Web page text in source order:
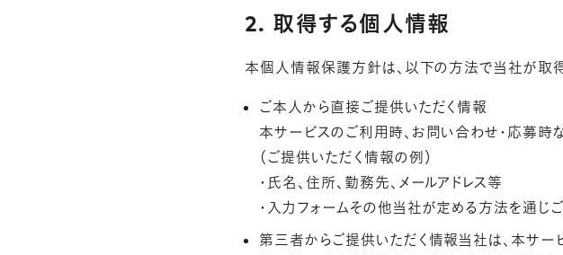
2. 取得する個人情報
本個人情報保護方針は、以下の方法で当社が取
ご本人から直接ご提供いただく情報
本サービスのご利用時、お問い合わせ・応募時
（ご提供いただく情報の例）
・氏名、住所、勤務先、メールアドレス等
・入力フォームその他当社が定める方法を通
第三者からご提供いただく情報当社は、本サ